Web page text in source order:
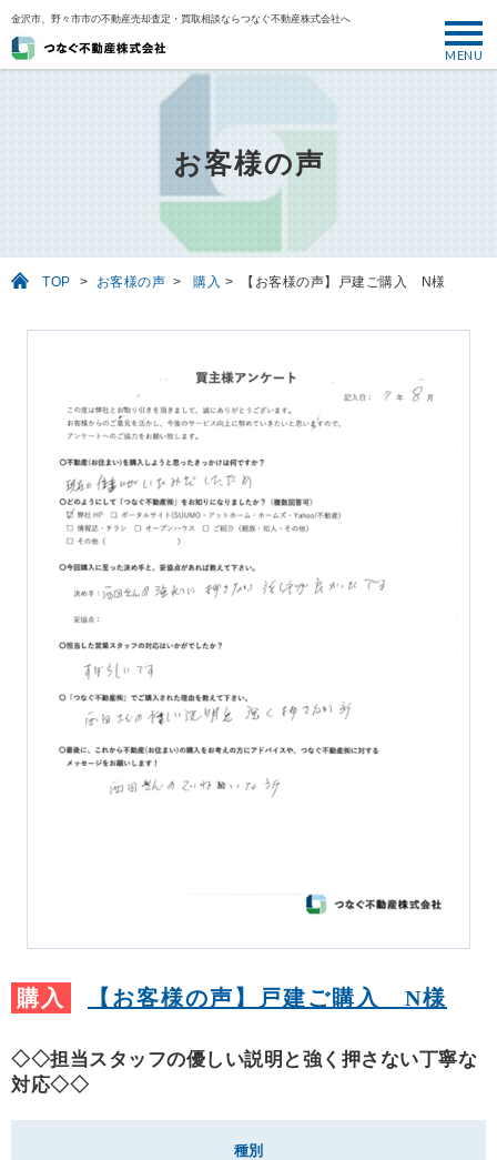
金沢市、野々市市の不動産売却査定・買取相談ならつなぐ不動産株式会社へ
MENU
お役立ち情報
REASON
つなぐ不動産株式会社が
COMPANY
会社案内
お客様の声
TOP > お客様の声 > 購入 > 【お客様の声】戸建ご購入 N様
購入 【お客様の声】戸建ご購入 N様
◇◇担当スタッフの優しい説明と強く押さない丁寧な
対応◇◇
種別